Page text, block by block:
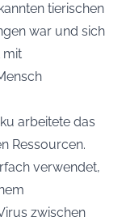
tierischen
war und sich
mit
arbeitete das
Ressourcen.
verwendet,
zwischen